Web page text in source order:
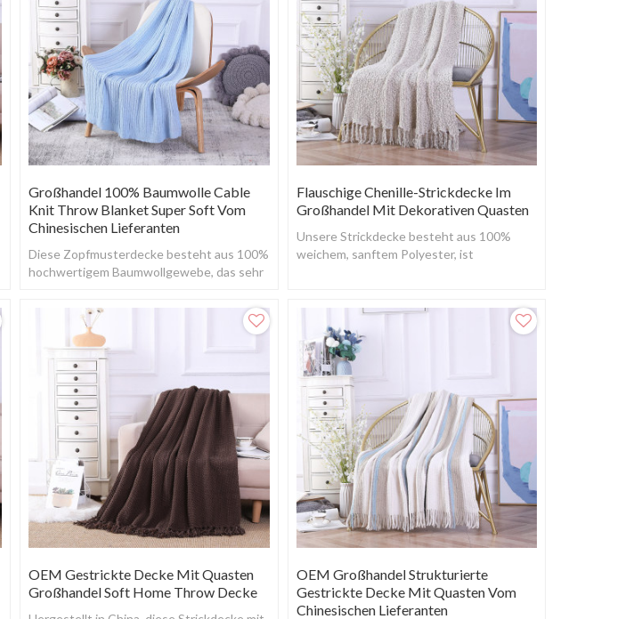
Großhandel 100% Baumwolle Cable
Knit Throw Blanket Super Soft Vom
Chinesischen Lieferanten
Diese Zopfmusterdecke besteht aus 100%
hochwertigem Baumwollgewebe, das sehr
Flauschige Chenille-Strickdecke Im
Großhandel Mit Dekorativen Quasten
Unsere Strickdecke besteht aus 100%
weichem, sanftem Polyester, ist
OEM Gestrickte Decke Mit Quasten
Großhandel Soft Home Throw Decke
OEM Großhandel Strukturierte
Gestrickte Decke Mit Quasten Vom
Chinesischen Lieferanten